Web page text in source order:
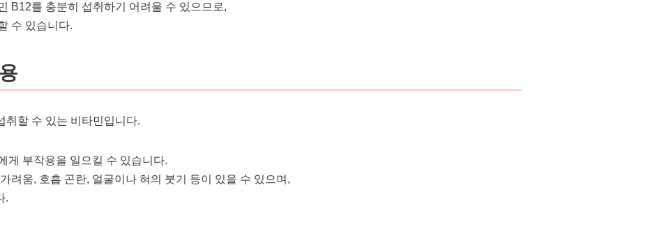
B12를 충분히 섭취하기 어려울 수 있으므로,
수 있습니다.
취할 수 있는 비타민입니다.
게 부작용을 일으킬 수 있습니다.
려움, 호흡 곤란, 얼굴이나 혀의 붓기 등이 있을 수 있으며,
.